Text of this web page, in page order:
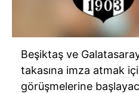
Beşiktaş ve
takasına imza atmak
görüşmelerine